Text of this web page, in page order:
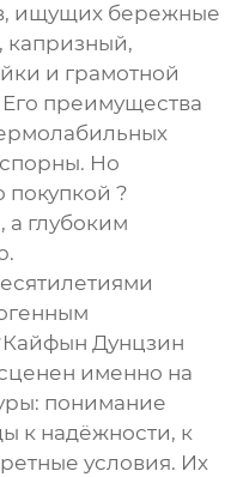
ищущих бережные
капризный,
и грамотной
преимущества
Но
покупкой ?
глубоким
Дунцзин
именно на
понимание
к надёжности, к
условия. Их